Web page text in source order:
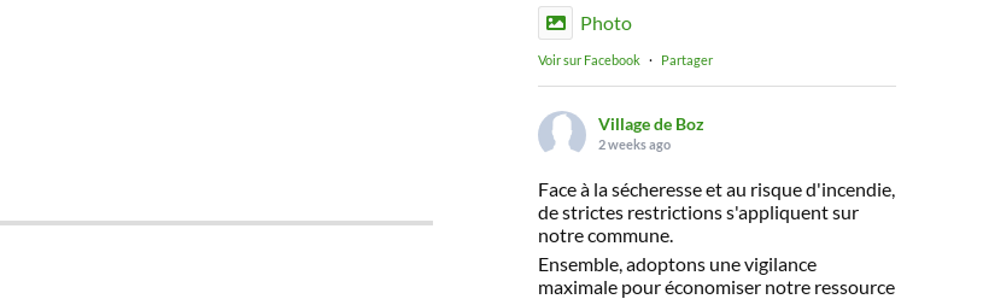
Photo
Voir sur Facebook · Partager
Village de Boz
2 weeks ago
Face à la sécheresse et au risque d'incendie,
de strictes restrictions s'appliquent sur
notre commune.
Ensemble, adoptons une vigilance
maximale pour économiser notre ressource